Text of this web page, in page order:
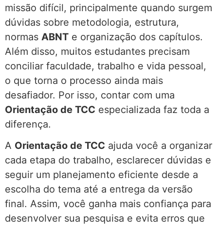
missão difícil, principalmente quando surgem
dúvidas sobre metodologia, estrutura,
normas ABNT e organização dos capítulos.
Além disso, muitos estudantes precisam
conciliar faculdade, trabalho e vida pessoal,
o que torna o processo ainda mais
desafiador. Por isso, contar com uma
Orientação de TCC especializada faz toda a
diferença.
A Orientação de TCC ajuda você a organizar
cada etapa do trabalho, esclarecer dúvidas e
seguir um planejamento eficiente desde a
escolha do tema até a entrega da versão
final. Assim, você ganha mais confiança para
desenvolver sua pesquisa e evita erros que